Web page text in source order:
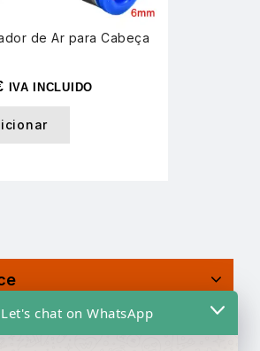
de Ar para Cabeça
IVA INCLUIDO
Let's chat on WhatsApp